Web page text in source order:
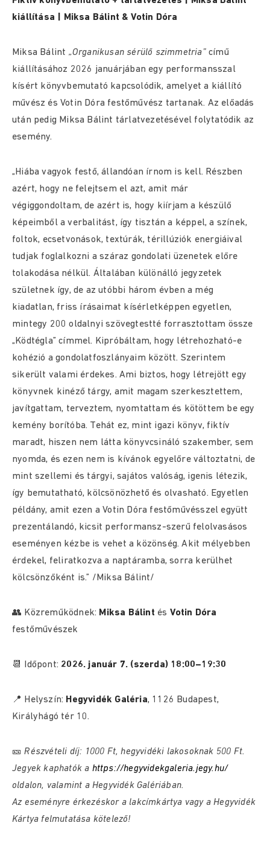
kiállítása | Miksa Bálint & Votin Dóra
Miksa Bálint „Organikusan sérülő szimmetria”című
kiállításához 2026 januárjában egy performansszal
kísért könyvbemutató kapcsolódik, amelyet a kiállító
művész és Votin Dóra festőművész tartanak. Az előadás
után pedig Miksa Bálint tárlatvezetésével folytatódik az
esemény.
„Hiába vagyok festő, állandóan írnom is kell. Részben
azért, hogy ne felejtsem el azt, amit már
végiggondoltam, de azért is, hogy kiírjam a készülő
képeimből a verbalitást, így tisztán a képpel, a színek,
foltok, ecsetvonások, textúrák, térillúziók energiáival
tudjak foglalkozni a száraz gondolati üzenetek előre
tolakodása nélkül. Általában különálló jegyzetek
születnek így, de az utóbbi három évben a még
kiadatlan, friss írásaimat kísérletképpen egyetlen,
mintegy 200 oldalnyi szövegtestté forrasztottam össze
„Ködtégla” címmel. Kipróbáltam, hogy létrehozható-e
kohézió a gondolatfoszlányaim között. Szerintem
sikerült valami érdekes. Ami biztos, hogy létrejött egy
könyvnek kinéző tárgy, amit magam szerkesztettem,
javítgattam, terveztem, nyomtattam és kötöttem be egy
kemény borítóba. Tehát ez, mint igazi könyv, fiktív
maradt, hiszen nem látta könyvcsináló szakember, sem
nyomda, és ezen nem is kívánok egyelőre változtatni, de
mint szellemi és tárgyi, sajátos valóság, igenis létezik,
így bemutatható, kölcsönözhető és olvasható. Egyetlen
példány, amit ezen a Votin Dóra festőművésszel együtt
prezentálandó, kicsit performansz-szerű felolvasásos
eseményen kézbe is vehet a közönség. Akit mélyebben
érdekel, feliratkozva a naptáramba, sorra kerülhet
kölcsönzőként is.” /Miksa Bálint/
👥 Közreműködnek: Miksa Bálint és Votin Dóra
festőművészek
📆 Időpont: 2026. január 7. (szerda) 18:00–19:30
📍 Helyszín: Hegyvidék Galéria, 1126 Budapest,
Királyhágó tér 10.
🎫Részvételi díj: 1000 Ft, hegyvidéki lakosoknak 500 Ft.
Jegyek kaphatók a https://hegyvidekgaleria.jegy.hu/
oldalon, valamint a Hegyvidék Galériában.
Az eseményre érkezéskor a lakcímkártya vagy a Hegyvidék
Kártya felmutatása kötelező!